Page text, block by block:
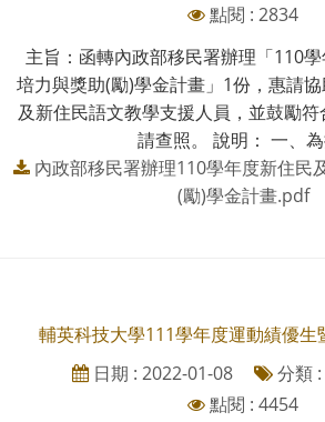
點閱 : 2834
主旨：函轉內政部移民署辦理「110
培力與獎助(勵)學金計畫」1份，惠請
及新住民語文教學支援人員，並鼓勵符
請查照。 說明： 一、
內政部移民署辦理110學年度新住民
(勵)學金計畫.pdf
輔英科技大學111學年度運動績優生
日期 : 2022-01-08
分類 :
點閱 : 4454